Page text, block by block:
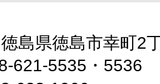
島県徳島市幸町2
621-5535・5536